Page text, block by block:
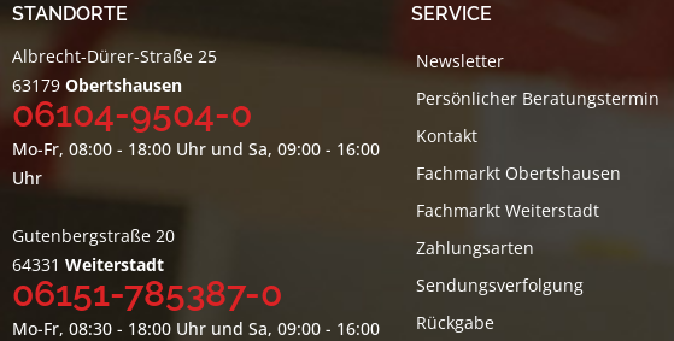
STANDORTE
Albrecht-Dürer-Straße 25
63179 Obertshausen
06104-9504-0
Mo-Fr, 08:00 - 18:00 Uhr und Sa, 09:00 - 16:00
Uhr
Gutenbergstraße 20
64331 Weiterstadt
06151-785387-0
Mo-Fr, 08:30 - 18:00 Uhr und Sa, 09:00 - 16:00
SERVICE
Newsletter
Persönlicher Beratungstermin
Kontakt
Fachmarkt Obertshausen
Fachmarkt Weiterstadt
Zahlungsarten
Sendungsverfolgung
Rückgabe